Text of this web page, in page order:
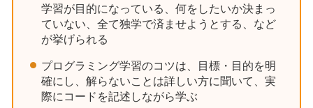
学習が目的になっている、何をしたいか決まっ
ていない、全て独学で済ませようとする、など
が挙げられる
プログラミング学習のコツは、目標・目的を明
確にし、解らないことは詳しい方に聞いて、実
際にコードを記述しながら学ぶ